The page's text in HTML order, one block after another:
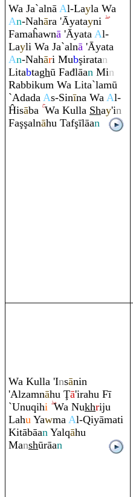
Wa Ja`alnā Al-Layla Wa
An-Nahāra 'Āyatayni
Famaĥawnā 'Āyata Al-
Layli Wa Ja`alnā 'Āyata
An-Nahāri Mubşiratan
Litabtaghū Fađlāan Min
Rabbikum Wa Lita`lamū
`Adada As-Sinīna Wa Al-
Ĥisāba Wa Kulla Shay'in
Faşşalnāhu Tafşīlāan
Wa Kulla 'Insānin
'Alzamnāhu Ţā'irahu Fī
`Unuqihi Wa Nukhriju
Lahu Yawma Al-Qiyāmati
Kitābāan Yalqāhu
Manshūrāan